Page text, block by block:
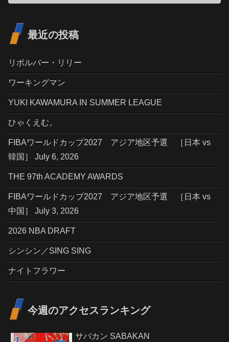
最近の投稿
リボルバー・リリー
ワーキングマン
YUKI KAWAMURA IN SUMMER LEAGUE
ひゃくえむ。
FIBAワールドカップ2027 アジア地区予選 ［日本 vs
韓国］ July 6, 2026
THE 97th ACADEMY AWARDS
FIBAワールドカップ2027 アジア地区予選 ［日本 vs
中国］ July 3, 2026
2026 NBA DRAFT
シンシン／SING SING
ナイトフラワー
今週のアクセスランキング
サバカン SABAKAN